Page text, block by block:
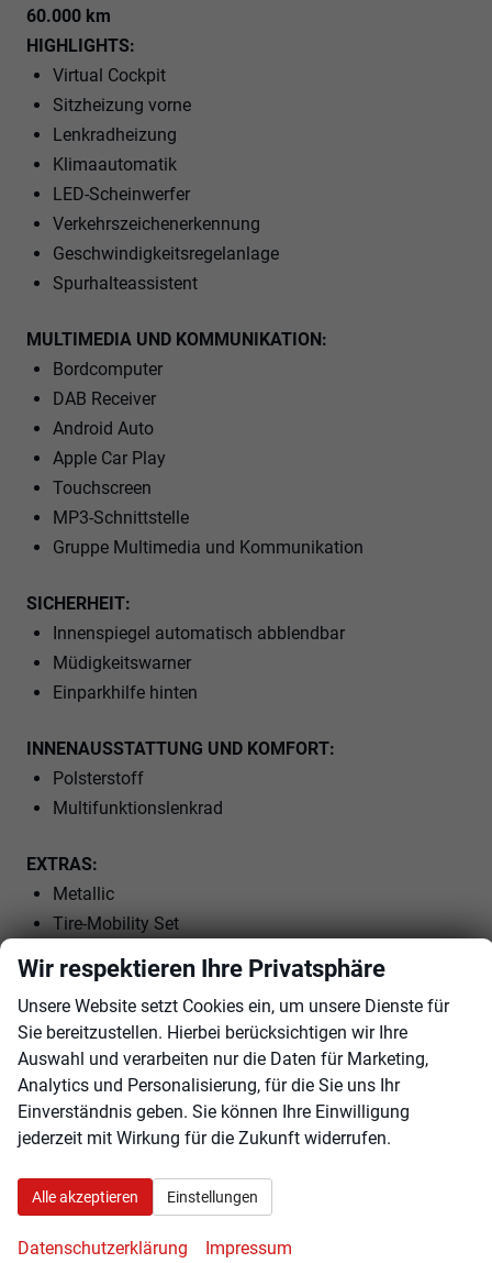
60.000 km
HIGHLIGHTS:
Virtual Cockpit
Sitzheizung vorne
Lenkradheizung
Klimaautomatik
LED-Scheinwerfer
Verkehrszeichenerkennung
Geschwindigkeitsregelanlage
Spurhalteassistent
MULTIMEDIA UND KOMMUNIKATION:
Bordcomputer
DAB Receiver
Android Auto
Apple Car Play
Touchscreen
MP3-Schnittstelle
Gruppe Multimedia und Kommunikation
SICHERHEIT:
Innenspiegel automatisch abblendbar
Müdigkeitswarner
Einparkhilfe hinten
INNENAUSSTATTUNG UND KOMFORT:
Polsterstoff
Multifunktionslenkrad
EXTRAS:
Metallic
Tire-Mobility Set
Klimatisierung
Klimaautomatik
Lenkrad
in Leder, mit Multifunktionen, mit Lenkradheizung
Sitze
Isofix (Kindersitzbefestigung), Sitzheizung, Isofix Beifahrersitz
Infotainment & Kommunikation
Radio/MP3-Player, Radio, Schnittstelle MP3, Schnittstelle USB,
Wir respektieren Ihre Privatsphäre
Unsere Website setzt Cookies ein, um unsere Dienste für
Sie bereitzustellen. Hierbei berücksichtigen wir Ihre
Auswahl und verarbeiten nur die Daten für Marketing,
Analytics und Personalisierung, für die Sie uns Ihr
Einverständnis geben. Sie können Ihre Einwilligung
jederzeit mit Wirkung für die Zukunft widerrufen.
Alle akzeptieren Einstellungen
Datenschutzerklärung Impressum